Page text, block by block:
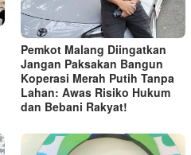
Pemkot Malang Diingatkan
Jangan Paksakan Bangun
Koperasi Merah Putih Tanpa
Lahan: Awas Risiko Hukum
dan Bebani Rakyat!